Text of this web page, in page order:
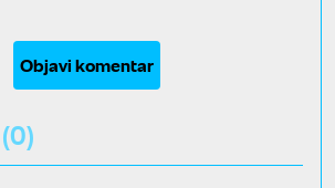
Objavi komentar
(0)